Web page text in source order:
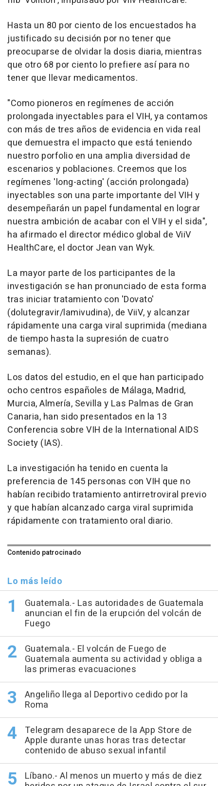
Hasta un 80 por ciento de los encuestados ha
justificado su decisión por no tener que
preocuparse de olvidar la dosis diaria, mientras
que otro 68 por ciento lo prefiere así para no
tener que llevar medicamentos.
"Como pioneros en regímenes de acción
prolongada inyectables para el VIH, ya contamos
con más de tres años de evidencia en vida real
que demuestra el impacto que está teniendo
nuestro porfolio en una amplia diversidad de
escenarios y poblaciones. Creemos que los
regímenes 'long-acting' (acción prolongada)
inyectables son una parte importante del VIH y
desempeñarán un papel fundamental en lograr
nuestra ambición de acabar con el VIH y el sida",
ha afirmado el director médico global de ViiV
HealthCare, el doctor Jean van Wyk.
La mayor parte de los participantes de la
investigación se han pronunciado de esta forma
tras iniciar tratamiento con 'Dovato'
(dolutegravir/lamivudina), de ViiV, y alcanzar
rápidamente una carga viral suprimida (mediana
de tiempo hasta la supresión de cuatro
semanas).
Los datos del estudio, en el que han participado
ocho centros españoles de Málaga, Madrid,
Murcia, Almería, Sevilla y Las Palmas de Gran
Canaria, han sido presentados en la 13
Conferencia sobre VIH de la International AIDS
Society (IAS).
La investigación ha tenido en cuenta la
preferencia de 145 personas con VIH que no
habían recibido tratamiento antirretroviral previo
y que habían alcanzado carga viral suprimida
rápidamente con tratamiento oral diario.
Contenido patrocinado
Lo más leído
Guatemala.- Las autoridades de Guatemala
anuncian el fin de la erupción del volcán de
Fuego
Guatemala.- El volcán de Fuego de
Guatemala aumenta su actividad y obliga a
las primeras evacuaciones
Angeliño llega al Deportivo cedido por la
Roma
Telegram desaparece de la App Store de
Apple durante unas horas tras detectar
contenido de abuso sexual infantil
Líbano.- Al menos un muerto y más de diez